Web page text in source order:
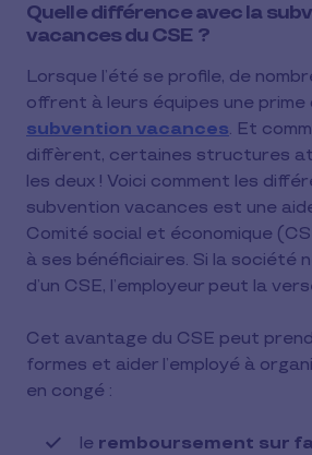
Quelle différence avec la
vacances du CSE ?
Lorsque l’été se profile, de
offrent à leurs équipes une prime
subvention vacances. Et
diffèrent, certaines structures
les deux ! Voici comment les
subvention vacances est une
Comité social et économique
à ses bénéficiaires. Si la société
d’un CSE, l’employeur peut la
Cet avantage du CSE peut
formes et aider l’employé à
en congé :
le remboursement sur